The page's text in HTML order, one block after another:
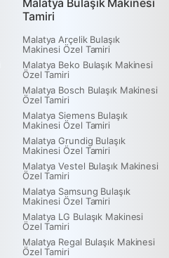
Malatya Bulaşık Makinesi
Tamiri
Malatya Arçelik Bulaşık
Makinesi Özel Tamiri
Malatya Beko Bulaşık Makinesi
Özel Tamiri
Malatya Bosch Bulaşık Makinesi
Özel Tamiri
Malatya Siemens Bulaşık
Makinesi Özel Tamiri
Malatya Grundig Bulaşık
Makinesi Özel Tamiri
Malatya Vestel Bulaşık Makinesi
Özel Tamiri
Malatya Samsung Bulaşık
Makinesi Özel Tamiri
Malatya LG Bulaşık Makinesi
Özel Tamiri
Malatya Regal Bulaşık Makinesi
Özel Tamiri